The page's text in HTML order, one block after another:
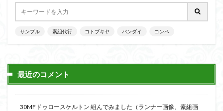
サンプル 素組代行 コトブキヤ バンダイ コンペ
最近のコメント
30MFドゥロースケルトン 組んでみました（ランナー画像、素組画